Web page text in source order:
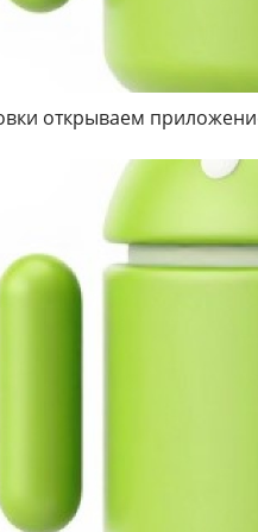
открываем